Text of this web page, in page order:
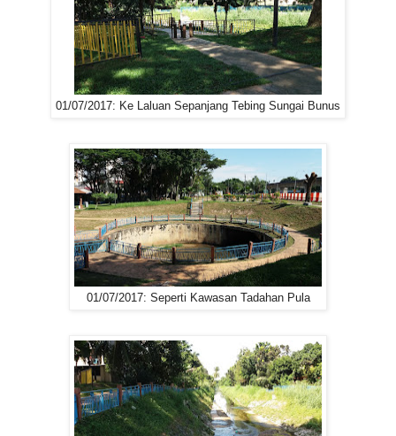
01/07/2017: Ke Laluan Sepanjang Tebing Sungai Bunus
01/07/2017: Seperti Kawasan Tadahan Pula